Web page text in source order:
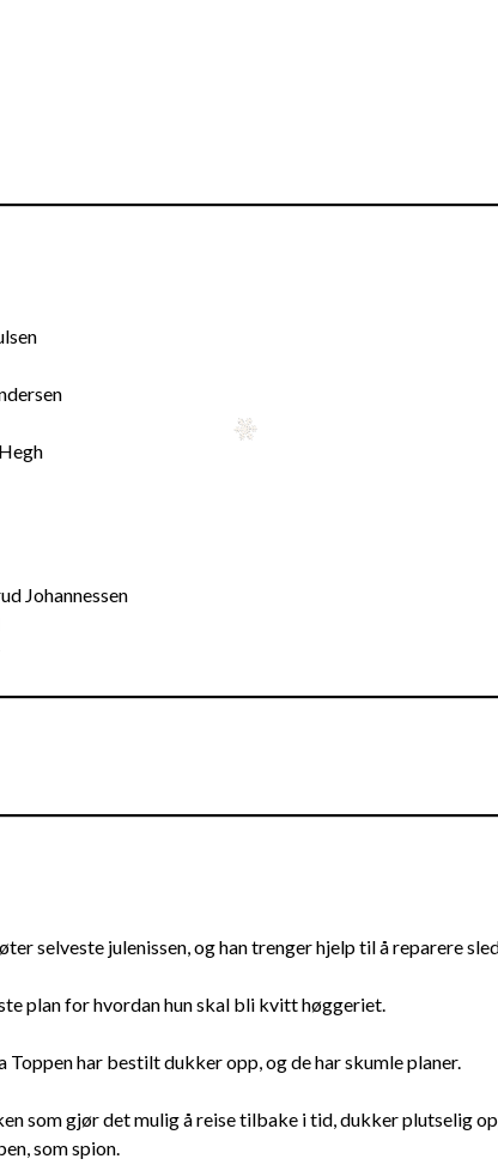
Johannessen
selveste julenissen, og han trenger hjelp til å reparere
plan for hvordan hun skal bli kvitt høggeriet.
Toppen har bestilt dukker opp, og de har skumle planer.
som gjør det mulig å reise tilbake i tid, dukker plutselig
som spion.